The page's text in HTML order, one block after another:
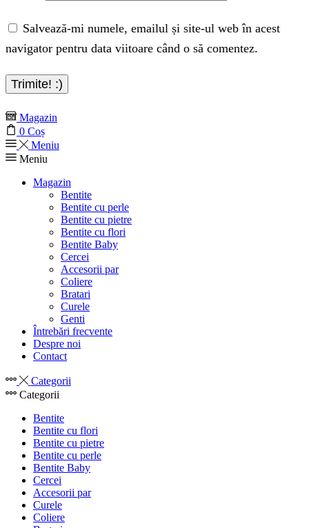
Salvează-mi numele, emailul și site-ul web în acest
navigator pentru data viitoare când o să comentez.
Magazin
0 Coș
Meniu
Meniu
Magazin
Bentite
Bentite cu perle
Bentite cu pietre
Bentite cu flori
Bentite Baby
Cercei
Accesorii par
Coliere
Bratari
Curele
Genti
Întrebări frecvente
Despre noi
Contact
Categorii
Categorii
Bentite
Bentite cu flori
Bentite cu pietre
Bentite cu perle
Bentite Baby
Cercei
Accesorii par
Curele
Coliere